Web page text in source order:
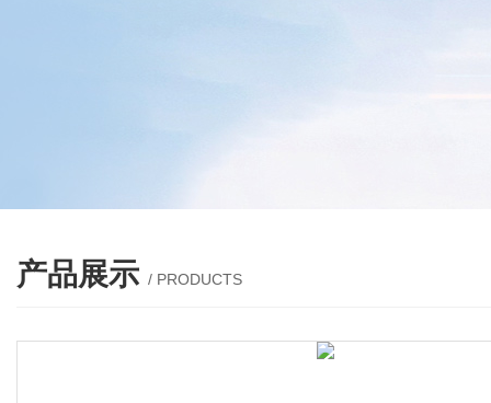
产品展示 / PRODUCTS